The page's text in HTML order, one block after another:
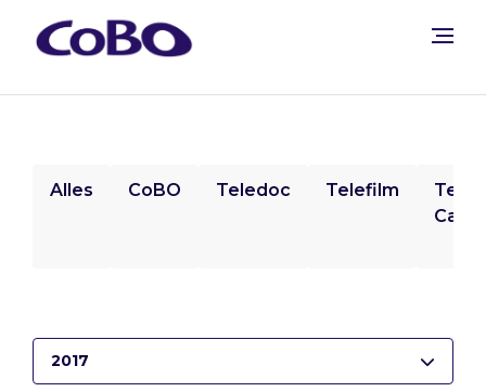
Alles CoBO Teledoc Telefilm
2017